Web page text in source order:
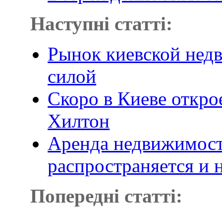
Наступні статті:
Рынок киевской
силой
Скоро в Киеве
Хилтон
Аренда
распространяется и
Попередні статті: